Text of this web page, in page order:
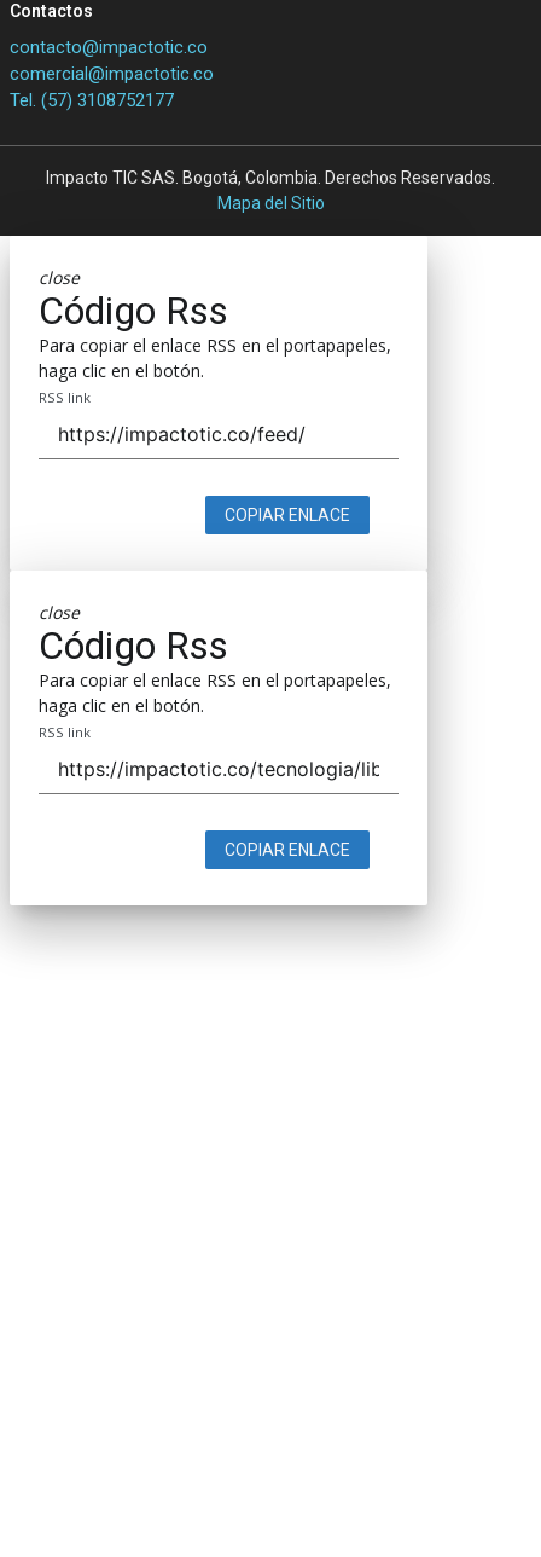
Contactos
contacto@impactotic.co
comercial@impactotic.co
Tel. (57) 3108752177
Impacto TIC SAS. Bogotá, Colombia. Derechos Reservados.
Mapa del Sitio
close
Código Rss
Para copiar el enlace RSS en el portapapeles,
haga clic en el botón.
RSS link
COPIAR ENLACE
close
Código Rss
Para copiar el enlace RSS en el portapapeles,
haga clic en el botón.
RSS link
COPIAR ENLACE